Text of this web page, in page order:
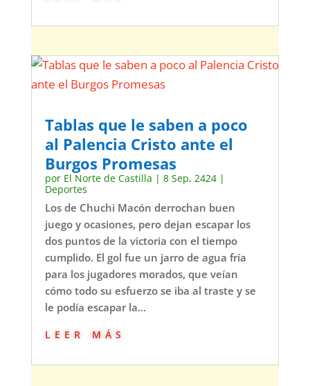
Tablas que le saben a poco
al Palencia Cristo ante el
Burgos Promesas
por El Norte de Castilla | 8 Sep, 2424|
Deportes
Los de Chuchi Macón derrochan buen
juego y ocasiones, pero dejan escapar los
dos puntos de la victoria con el tiempo
cumplido. El gol fue un jarro de agua fría
para los jugadores morados, que veían
cómo todo su esfuerzo se iba al traste y se
le podía escapar la...
leer más